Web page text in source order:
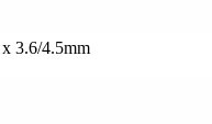
3.6/4.5mm